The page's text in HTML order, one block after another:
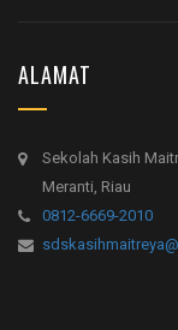
ALAMAT
Sekolah Kasih
Meranti, Riau
0812-6669-2010